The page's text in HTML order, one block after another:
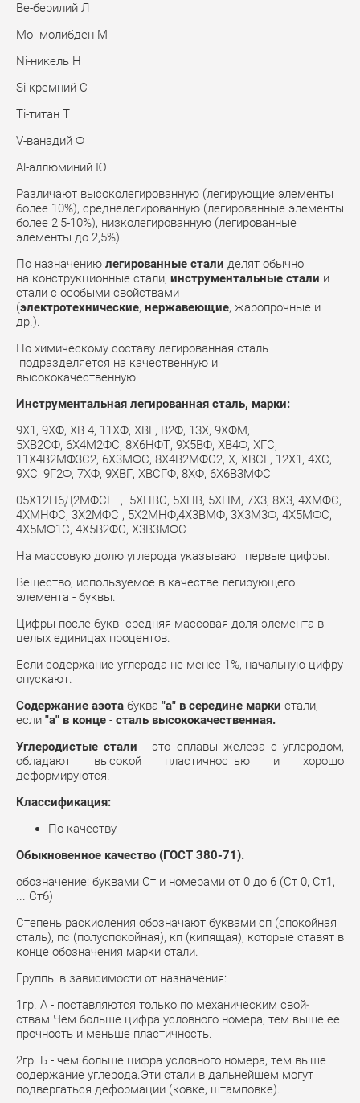
Be-берилий Л
Mo- молибден М
Ni-никель Н
Si-кремний С
Ti-титан Т
V-ванадий Ф
Al-аллюминий Ю
Различают высоколегированную (легирующие элементы
более 10%), среднелегированную (легированные элементы
более 2,5-10%), низколегированную (легированные
элементы до 2,5%).
По назначению легированные стали делят обычно
на конструкционные стали, инструментальные стали и
стали с особыми свойствами
(электротехнические, нержавеющие, жаропрочные и
др.).
По химическому составу легированная сталь
подразделяется на качественную и
высококачественную.
Инструментальная легированная сталь, марки:
9Х1, 9ХФ, ХВ 4, 11ХФ, ХВГ, В2Ф, 13Х, 9ХФМ,
5ХВ2СФ, 6Х4М2ФС, 8Х6НФТ, 9Х5ВФ, ХВ4Ф, ХГС,
11Х4В2МФ3С2, 6Х3МФС, 8Х4В2МФС2, Х, ХВСГ, 12Х1, 4ХС,
9ХС, 9Г2Ф, 7ХФ, 9ХВГ, ХВСГФ, 8ХФ, 6Х6В3МФС
05Х12Н6Д2МФСГТ, 5ХНВС, 5ХНВ, 5ХНМ, 7Х3, 8Х3, 4ХМФС,
4ХМНФС, 3Х2МФС , 5Х2МНФ,4Х3ВМФ, 3Х3М3Ф, 4Х5МФС,
4Х5МФ1С, 4Х5В2ФС, Х3В3МФС
На массовую долю углерода указывают первые цифры.
Вещество, используемое в качестве легирующего
элемента - буквы.
Цифры после букв- средняя массовая доля элемента в
целых единицах процентов.
Если содержание углерода не менее 1%, начальную цифру
опускают.
Содержание азота буква "а" в середине марки стали,
если "а" в конце - сталь высококачественная.
Углеродистые стали - это сплавы железа с углеродом,
обладают высокой пластичностью и хорошо
деформируются.
Классификация:
По качеству
Обыкновенное качество (ГОСТ 380-71).
обозначение: буквами Ст и номерами от 0 до 6 (Ст 0, Ст1,
... Ст6)
Степень раскисления обозначают буквами сп (спокойная
сталь), пс (полу­спокойная), кп (кипящая), которые ставят в
конце обозначения марки стали.
Группы в зависимости от назначения:
1гр. А - поставляются только по механическим свой­
ствам.Чем больше цифра условного номера, тем выше ее
прочность и меньше пластичность.
2гр. Б - чем больше цифра условного номера, тем выше
содержание углерода.Эти стали в дальнейшем могут
подвергаться деформации (ковке, штамповке).